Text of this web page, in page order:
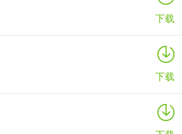
下载
下载